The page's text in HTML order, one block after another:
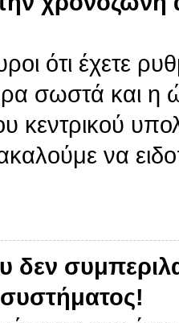
ότι έχετε
σωστά και η
κεντρικού
να